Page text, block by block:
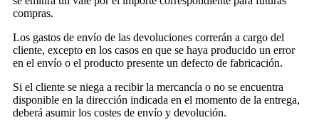
compras.
Los gastos de envío de las devoluciones correrán a cargo del
cliente, excepto en los casos en que se haya producido un error
en el envío o el producto presente un defecto de fabricación.
Si el cliente se niega a recibir la mercancía o no se encuentra
disponible en la dirección indicada en el momento de la entrega,
deberá asumir los costes de envío y devolución.